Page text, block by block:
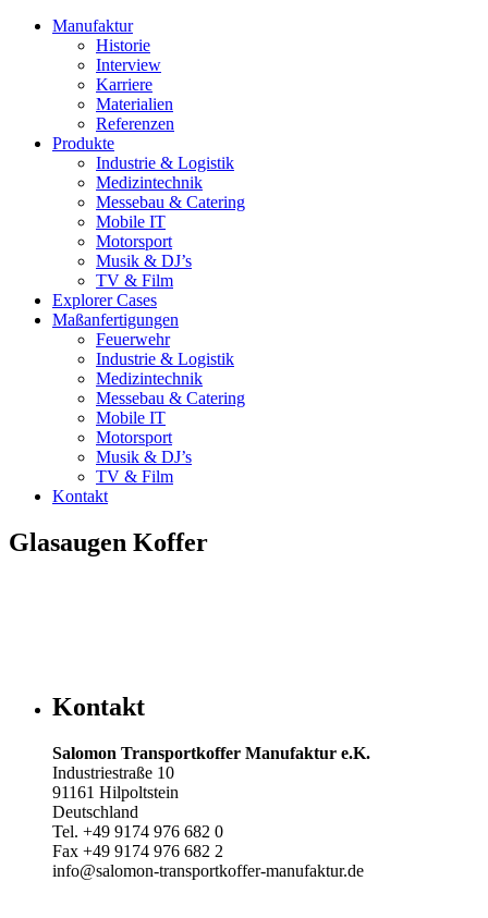
Manufaktur
Historie
Interview
Karriere
Materialien
Referenzen
Produkte
Industrie & Logistik
Medizintechnik
Messebau & Catering
Mobile IT
Motorsport
Musik & DJ’s
TV & Film
Explorer Cases
Maßanfertigungen
Feuerwehr
Industrie & Logistik
Medizintechnik
Messebau & Catering
Mobile IT
Motorsport
Musik & DJ’s
TV & Film
Kontakt
Glasaugen Koffer
Kontakt
Salomon Transportkoffer Manufaktur e.K.
Industriestraße 10
91161 Hilpoltstein
Deutschland
Tel. +49 9174 976 682 0
Fax +49 9174 976 682 2
info@salomon-transportkoffer-manufaktur.de